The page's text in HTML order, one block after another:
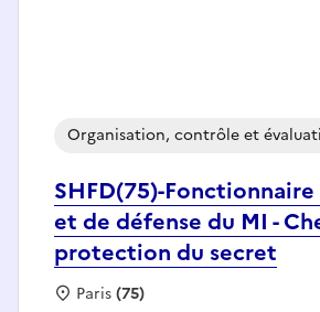
SHFD(75)-
et de défense du MI -
protection du secret
Organisation, contrôle et
Localisation :
Paris(75)